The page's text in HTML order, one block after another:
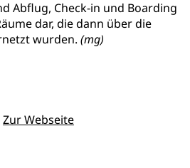
Abflug, Check-in und Boarding
dar, die dann über die
wurden. (mg)
Zur Webseite